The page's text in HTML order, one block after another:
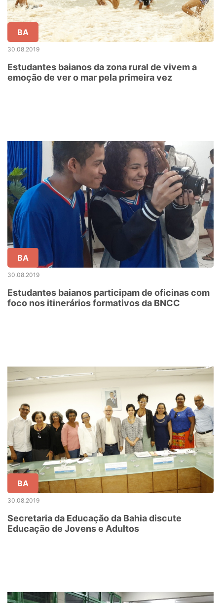
BA
30.08.2019
Estudantes baianos da zona rural de vivem a
emoção de ver o mar pela primeira vez
BA
30.08.2019
Estudantes baianos participam de oficinas com
foco nos itinerários formativos da BNCC
BA
30.08.2019
Secretaria da Educação da Bahia discute
Educação de Jovens e Adultos